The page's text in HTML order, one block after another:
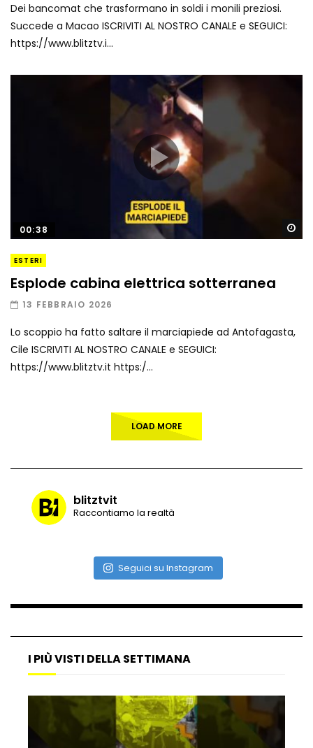
Dei bancomat che trasformano in soldi i monili preziosi.
Succede a Macao ISCRIVITI AL NOSTRO CANALE e SEGUICI:
https://www.blitztv.i...
00:38
ESTERI
Esplode cabina elettrica sotterranea
13 FEBBRAIO 2026
Lo scoppio ha fatto saltare il marciapiede ad Antofagasta,
Cile ISCRIVITI AL NOSTRO CANALE e SEGUICI:
https://www.blitztv.it https:/...
LOAD MORE
blitztvit
Raccontiamo la realtà
Seguici su Instagram
I PIÙ VISTI DELLA SETTIMANA